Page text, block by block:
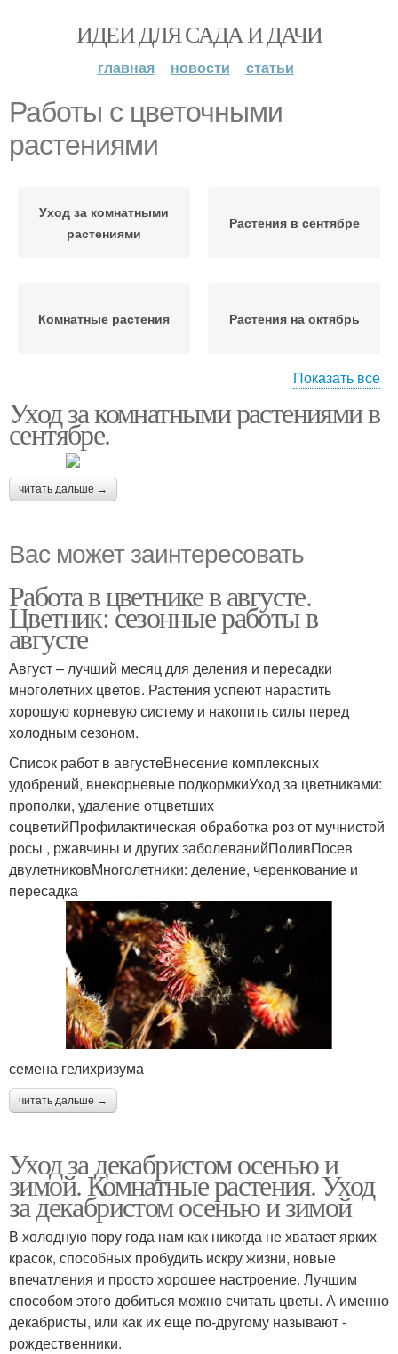
ИДЕИ ДЛЯ САДА И ДАЧИ
главная новости статьи
Работы с цветочными
растениями
Уход за комнатными
растениями
Растения в сентябре
Комнатные растения Растения на октябрь
Сезонные работы
комнатных растений
Показать все
Уход за комнатными растениями в
сентябре.
читать дальше →
Вас может заинтересовать
Работа в цветнике в августе.
Цветник: сезонные работы в
августе
Август – лучший месяц для деления и пересадки
многолетних цветов. Растения успеют нарастить
хорошую корневую систему и накопить силы перед
холодным сезоном.
Список работ в августеВнесение комплексных
удобрений, внекорневые подкормкиУход за цветниками:
прополки, удаление отцветших
соцветийПрофилактическая обработка роз от мучнистой
росы , ржавчины и других заболеванийПоливПосев
двулетниковМноголетники: деление, черенкование и
пересадка
семена гелихризума
читать дальше →
Уход за декабристом осенью и
зимой. Комнатные растения. Уход
за декабристом осенью и зимой
В холодную пору года нам как никогда не хватает ярких
красок, способных пробудить искру жизни, новые
впечатления и просто хорошее настроение. Лучшим
способом этого добиться можно считать цветы. А именно
декабристы, или как их еще по-другому называют -
рождественники.